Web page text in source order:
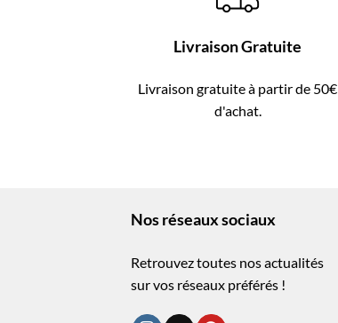
Livraison Gratuite
Livraison gratuite à partir de 50€
d'achat.
Nos réseaux sociaux
Retrouvez toutes nos actualités
sur vos réseaux préférés !